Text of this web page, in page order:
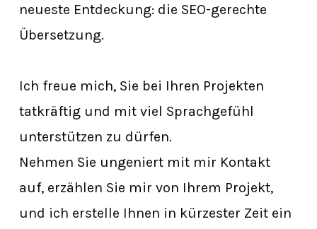
neueste Entdeckung: die SEO-gerechte
Übersetzung.
Ich freue mich, Sie bei Ihren Projekten
tatkräftig und mit viel Sprachgefühl
unterstützen zu dürfen.
Nehmen Sie ungeniert mit mir Kontakt
auf, erzählen Sie mir von Ihrem Projekt,
und ich erstelle Ihnen in kürzester Zeit ein